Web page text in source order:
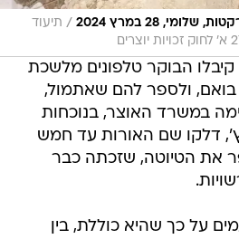
28 במרץ 2024 / תיעוד
הבוקר טלפונים מלשכת
בואם, ולספר להם שאתמול,
במשרד האוצר, בנוכחות
דלקו שם האורות עד חמש
את הטיוטה, שזכתה כבר
על כך שהיא כוללת, בין